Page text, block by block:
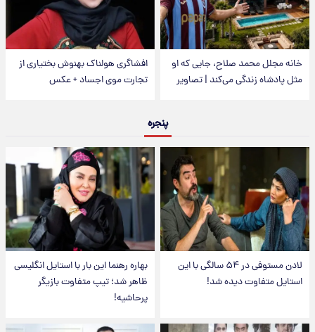
خانه مجلل محمد صلاح، جایی که او
مثل پادشاه زندگی می‌کند | تصاویر
افشاگری هولناک بهنوش بختیاری از
تجارت موی اجساد + عکس
پنجره
لادن مستوفی در ۵۴ سالگی با این
استایل متفاوت دیده شد!
بهاره رهنما این بار با استایل انگلیسی
ظاهر شد؛ تیپ متفاوت بازیگر
پرحاشیه!